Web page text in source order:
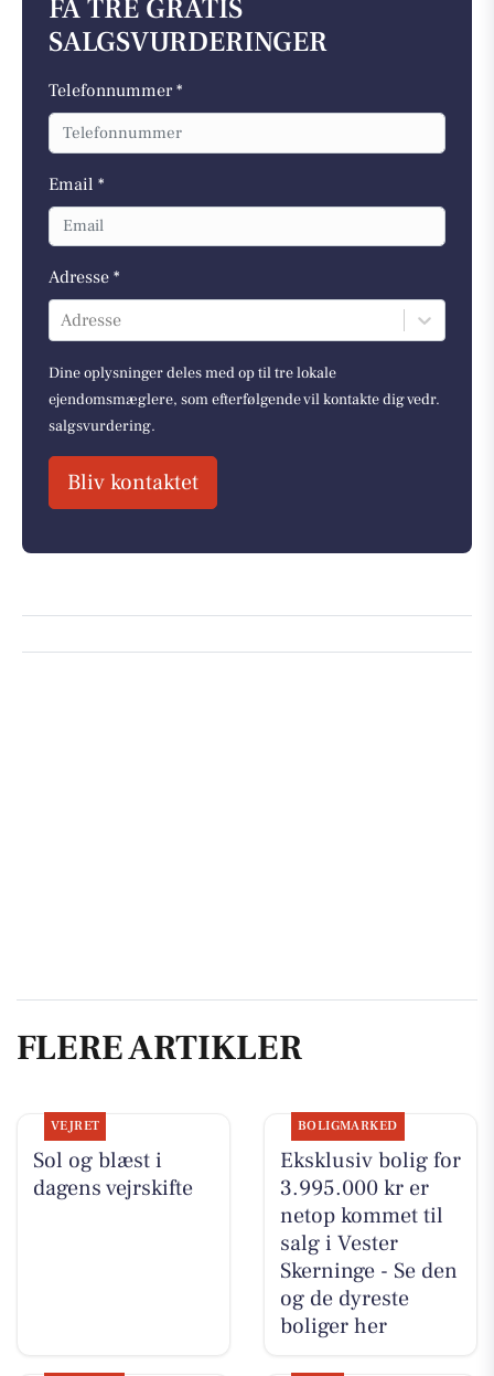
FÅ TRE GRATIS
SALGSVURDERINGER
Telefonnummer *
Email *
Adresse *
Adresse
Dine oplysninger deles med op til tre lokale
ejendomsmæglere, som efterfølgende vil kontakte dig vedr.
salgsvurdering.
Bliv kontaktet
FLERE ARTIKLER
VEJRET
Sol og blæst i
dagens vejrskifte
BOLIGMARKED
Eksklusiv bolig for
3.995.000 kr er
netop kommet til
salg i Vester
Skerninge - Se den
og de dyreste
boliger her